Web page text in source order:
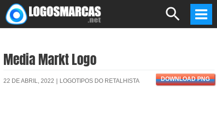
Skip
to
Search
Media Markt Logo
22 DE ABRIL, 2022 LOGOTIPOS DO RETALHISTA DOWNLOAD PNG